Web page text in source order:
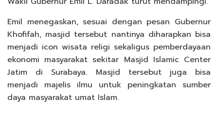
Emil menegaskan, sesuai dengan pesan Gubernur
Khofifah, masjid tersebut nantinya diharapkan bisa
menjadi icon wisata religi sekaligus pemberdayaan
ekonomi masyarakat sekitar Masjid Islamic Center
Jatim di Surabaya. Masjid tersebut juga bisa
menjadi majelis ilmu untuk peningkatan sumber
daya masyarakat umat Islam.